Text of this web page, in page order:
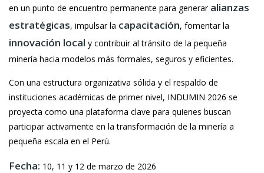
en un punto de encuentro permanente para generar alianzas
estratégicas, impulsar la capacitación, fomentar la
innovación local y contribuir al tránsito de la pequeña
minería hacia modelos más formales, seguros y eficientes.
Con una estructura organizativa sólida y el respaldo de
instituciones académicas de primer nivel, INDUMIN 2026 se
proyecta como una plataforma clave para quienes buscan
participar activamente en la transformación de la minería a
pequeña escala en el Perú.
Fecha: 10, 11 y 12 de marzo de 2026